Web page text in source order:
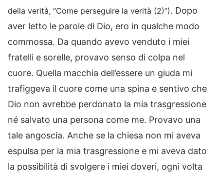
della verità, “Come perseguire la verità (2)”). Dopo
aver letto le parole di Dio, ero in qualche modo
commossa. Da quando avevo venduto i miei
fratelli e sorelle, provavo senso di colpa nel
cuore. Quella macchia dell’essere un giuda mi
trafiggeva il cuore come una spina e sentivo che
Dio non avrebbe perdonato la mia trasgressione
né salvato una persona come me. Provavo una
tale angoscia. Anche se la chiesa non mi aveva
espulsa per la mia trasgressione e mi aveva dato
la possibilità di svolgere i miei doveri, ogni volta